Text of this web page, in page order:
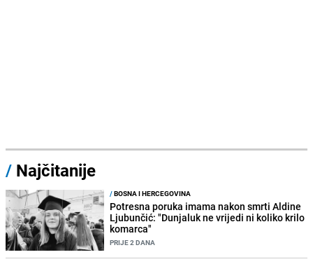
/ Najčitanije
/BOSNA I HERCEGOVINA
Potresna poruka imama nakon smrti Aldine
Ljubunčić: "Dunjaluk ne vrijedi ni koliko krilo
komarca"
PRIJE 2 DANA